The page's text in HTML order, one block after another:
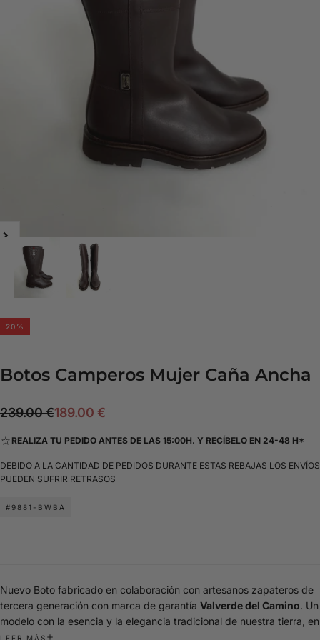
20 %
Botos Camperos Mujer Caña Ancha
189.00
Precio
239.00 €Precio
189.00 €
REALIZA TU PEDIDO ANTES DE LAS 15:00H. Y RECÍBELO EN 24-48 H*
DEBIDO A LA CANTIDAD DE PEDIDOS DURANTE ESTAS REBAJAS LOS ENVÍOS
PUEDEN SUFRIR RETRASOS
#9881-BWBA
Nuevo Boto fabricado en colaboración con artesanos zapateros de
tercera generación con marca de garantía Valverde del Camino. Un
modelo con la esencia y la elegancia tradicional de nuestra tierra, en
piel vacuno marrón castaña e innovando con una suela cosida de
LEER MÁS